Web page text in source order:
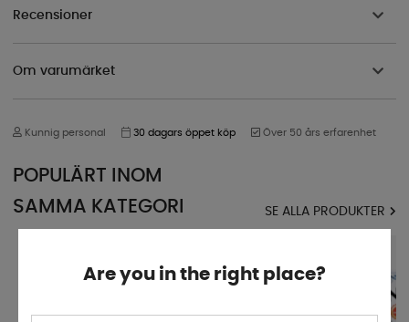
Recensioner
Om varumärket
Kunnig personal 30 dagars öppet köp Över 50 års erfarenhet
POPULÄRT INOM
SAMMA KATEGORI
SE ALLA PRODUKTER
Are you in the right place?